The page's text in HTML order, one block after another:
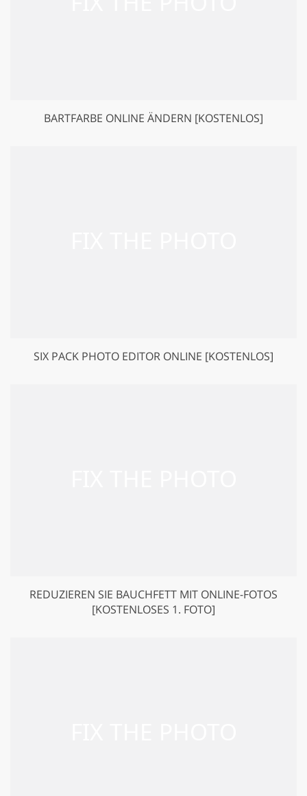
BARTFARBE ONLINE ÄNDERN [KOSTENLOS]
SIX PACK PHOTO EDITOR ONLINE [KOSTENLOS]
REDUZIEREN SIE BAUCHFETT MIT ONLINE-FOTOS
[KOSTENLOSES 1. FOTO]